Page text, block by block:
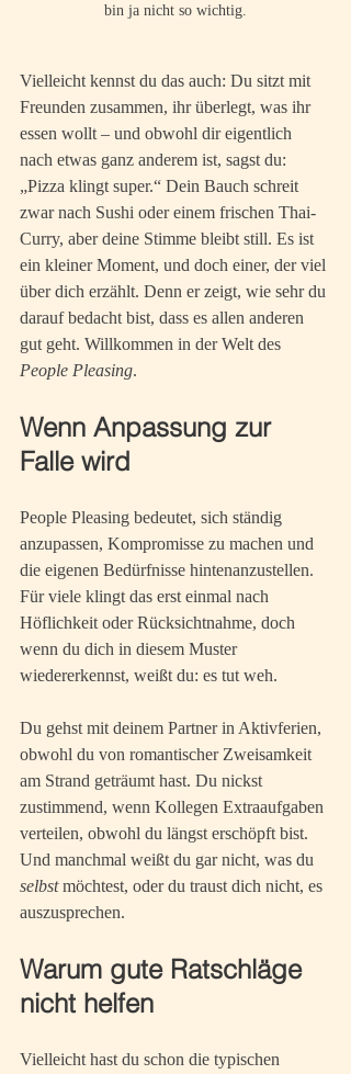
bin ja nicht so wichtig.
Vielleicht kennst du das auch: Du sitzt mit
Freunden zusammen, ihr überlegt, was ihr
essen wollt – und obwohl dir eigentlich
nach etwas ganz anderem ist, sagst du:
„Pizza klingt super.“ Dein Bauch schreit
zwar nach Sushi oder einem frischen Thai-
Curry, aber deine Stimme bleibt still. Es ist
ein kleiner Moment, und doch einer, der viel
über dich erzählt. Denn er zeigt, wie sehr du
darauf bedacht bist, dass es allen anderen
gut geht. Willkommen in der Welt des
People Pleasing.
Wenn Anpassung zur
Falle wird
People Pleasing bedeutet, sich ständig
anzupassen, Kompromisse zu machen und
die eigenen Bedürfnisse hintenanzustellen.
Für viele klingt das erst einmal nach
Höflichkeit oder Rücksichtnahme, doch
wenn du dich in diesem Muster
wiedererkennst, weißt du: es tut weh.
Du gehst mit deinem Partner in Aktivferien,
obwohl du von romantischer Zweisamkeit
am Strand geträumt hast. Du nickst
zustimmend, wenn Kollegen Extraaufgaben
verteilen, obwohl du längst erschöpft bist.
Und manchmal weißt du gar nicht, was du
selbst möchtest, oder du traust dich nicht, es
auszusprechen.
Warum gute Ratschläge
nicht helfen
Vielleicht hast du schon die typischen